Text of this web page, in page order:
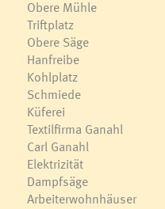
Obere Mühle
Triftplatz
Obere Säge
Hanfreibe
Kohlplatz
Schmiede
Küferei
Textilfirma Ganahl
Carl Ganahl
Elektrizität
Dampfsäge
Arbeiterwohnhäuser